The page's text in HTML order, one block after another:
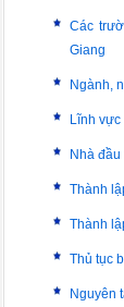
Các
Giang
Ngành,
Lĩnh vực
Nhà
Thành
Thành
Thủ tục
Nguyên